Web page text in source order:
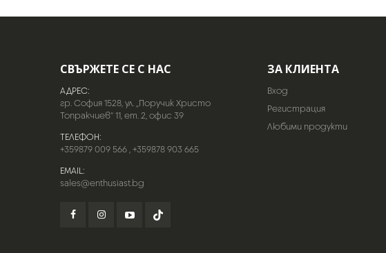
СВЪРЖЕТЕ СЕ С НАС
АДРЕС:
гр. София 1528, ул. „Поручик Христо
Топракчиев“ 11, ет. 2, офис 39
ТЕЛЕФОН:
+359879 009 566,+359878 903 665
EMAIL:
sales@enthusiast.bg
ЗА КЛИЕНТА
Вход
Регистрация
Любими продукти